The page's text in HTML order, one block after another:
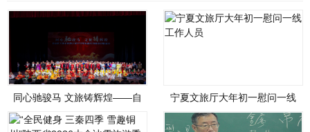
同心驰骏马 文旅铸辉煌——自
治区文化和旅游厅举办铸牢中
华民族共同体意识联谊会
宁夏文旅厅大年初一慰问一线
工作人员